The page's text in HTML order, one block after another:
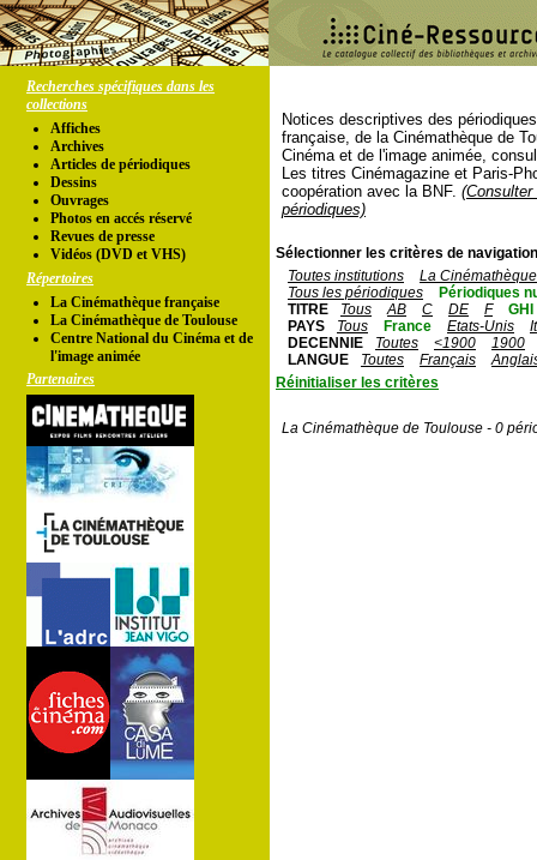
Recherches spécifiques dans les
collections
Affiches
Archives
Articles de périodiques
Dessins
Ouvrages
Photos en accés réservé
Revues de presse
Vidéos (DVD et VHS)
Répertoires
La Cinémathèque française
La Cinémathèque de Toulouse
Centre National du Cinéma et de
l'image animée
Partenaires
Notices descriptives des
française, de la Cinémathèque de
Cinéma et de l'image animée,
Les titres Cinémagazine et Paris-
coopération avec la BNF.
périodiques)
Sélectionner les critères de
Toutes institutions
La
Tous les périodiques
Périodiques
TITRE
Tous AB C DE F
GHI
PAYS
Tous France Etats-Unis
DECENNIE
Toutes <1900
1900
LANGUE
Toutes Français
Réinitialiser les critères
La Cinémathèque de Toulouse - 0